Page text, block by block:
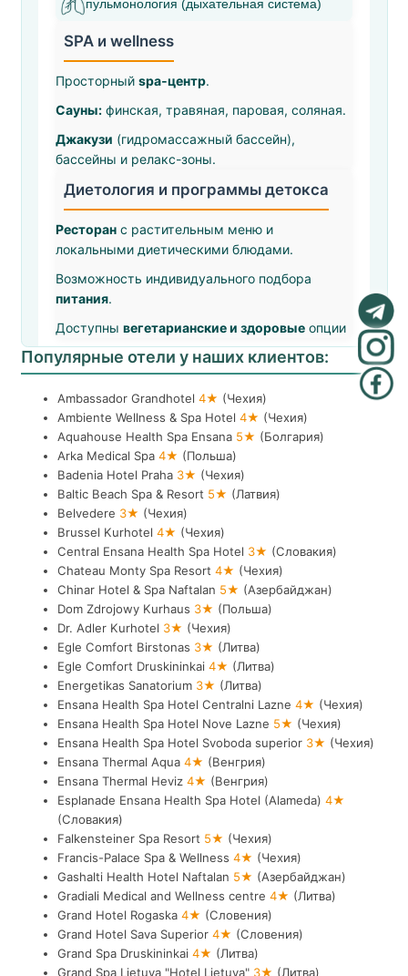
пульмонология (дыхательная система)
SPA и wellness
Просторный spa‑центр.
Сауны: финская, травяная, паровая, соляная.
Джакузи (гидромассажный бассейн),
бассейны и релакс-зоны.
Диетология и программы детокса
Ресторан с растительным меню и
локальными диетическими блюдами.
Возможность индивидуального подбора
питания.
Доступны вегетарианские и здоровые опции
Популярные отели у наших клиентов:
Ambassador Grandhotel 4★ (Чехия)
Ambiente Wellness & Spa Hotel 4★ (Чехия)
Aquahouse Health Spa Ensana 5★ (Болгария)
Arka Medical Spa 4★ (Польша)
Badenia Hotel Praha 3★ (Чехия)
Baltic Beach Spa & Resort 5★ (Латвия)
Belvedere 3★ (Чехия)
Brussel Kurhotel 4★ (Чехия)
Central Ensana Health Spa Hotel 3★ (Словакия)
Chateau Monty Spa Resort 4★ (Чехия)
Chinar Hotel & Spa Naftalan 5★ (Азербайджан)
Dom Zdrojowy Kurhaus 3★ (Польша)
Dr. Adler Kurhotel 3★ (Чехия)
Egle Comfort Birstonas 3★ (Литва)
Egle Comfort Druskininkai 4★ (Литва)
Energetikas Sanatorium 3★ (Литва)
Ensana Health Spa Hotel Centralni Lazne 4★ (Чехия)
Ensana Health Spa Hotel Nove Lazne 5★ (Чехия)
Ensana Health Spa Hotel Svoboda superior 3★ (Чехия)
Ensana Thermal Aqua 4★ (Венгрия)
Ensana Thermal Heviz 4★ (Венгрия)
Esplanade Ensana Health Spa Hotel (Alameda) 4★
(Словакия)
Falkensteiner Spa Resort 5★ (Чехия)
Francis-Palace Spa & Wellness 4★ (Чехия)
Gashalti Health Hotel Naftalan 5★ (Азербайджан)
Gradiali Medical and Wellness centre 4★ (Литва)
Grand Hotel Rogaska 4★ (Словения)
Grand Hotel Sava Superior 4★ (Словения)
Grand Spa Druskininkai 4★ (Литва)
Grand Spa Lietuva "Hotel Lietuva" 3★ (Литва)